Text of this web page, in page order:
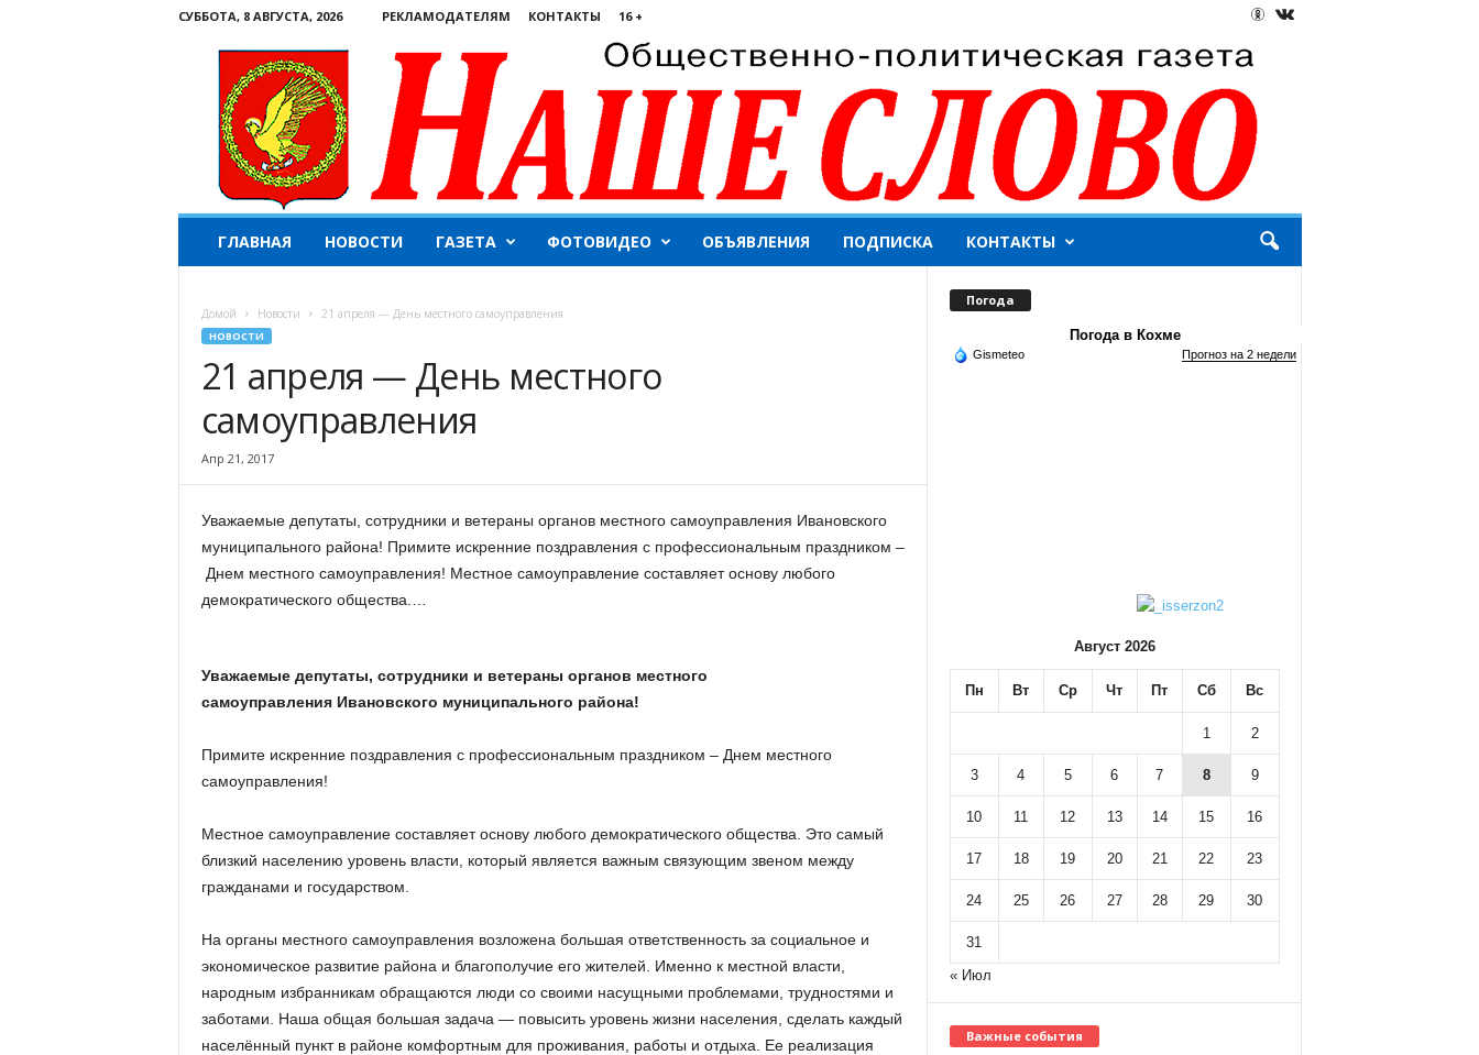
СУББОТА, 8 АВГУСТА, 2026 РЕКЛАМОДАТЕЛЯМ КОНТАКТЫ 16 +
ш
ГЛАВНАЯ НОВОСТИ ГАЗЕТА ФОТОВИДЕО ОБЪЯВЛЕНИЯ ПОДПИСКА КОНТАКТЫ
Домой Новости 21 апреля — День местного самоуправления
НОВОСТИ
21 апреля — День местного
самоуправления
Апр 21, 2017
Уважаемые депутаты, сотрудники и ветераны органов местного самоуправления Ивановского
муниципального района! Примите искренние поздравления с профессиональным праздником –
Днем местного самоуправления! Местное самоуправление составляет основу любого
демократического общества.…
Уважаемые депутаты, сотрудники и ветераны органов местного
самоуправления Ивановского муниципального района!
Примите искренние поздравления с профессиональным праздником – Днем местного
самоуправления!
Местное самоуправление составляет основу любого демократического общества. Это самый
близкий населению уровень власти, который является важным связующим звеном между
гражданами и государством.
На органы местного самоуправления возложена большая ответственность за социальное и
экономическое развитие района и благополучие его жителей. Именно к местной власти,
народным избранникам обращаются люди со своими насущными проблемами, трудностями и
заботами. Наша общая большая задача — повысить уровень жизни населения, сделать каждый
населённый пункт в районе комфортным для проживания, работы и отдыха. Ее реализация
Погода
Погода в Кохме
Gismeteo Прогноз на 2 недели
Август 2026
Пн Вт Ср Чт Пт Сб Вс
1 2
3 4 5 6 7 8 9
10 11 12 13 14 15 16
17 18 19 20 21 22 23
24 25 26 27 28 29 30
31
« Июл
Важные события